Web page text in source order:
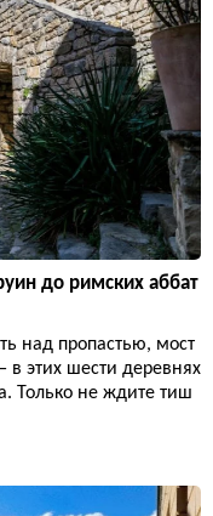
до римских аббат
над пропастью, мост
этих шести деревнях
Только не ждите тиш